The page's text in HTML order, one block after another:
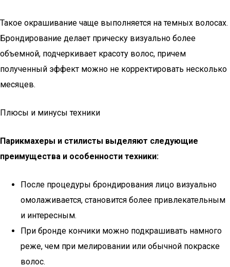
Такое окрашивание чаще выполняется на темных волосах.
Брондирование делает прическу визуально более
объемной, подчеркивает красоту волос, причем
полученный эффект можно не корректировать несколько
месяцев.
Плюсы и минусы техники
Парикмахеры и стилисты выделяют следующие
преимущества и особенности техники:
После процедуры брондирования лицо визуально
омолаживается, становится более привлекательным
и интересным.
При бронде кончики можно подкрашивать намного
реже, чем при мелировании или обычной покраске
волос.